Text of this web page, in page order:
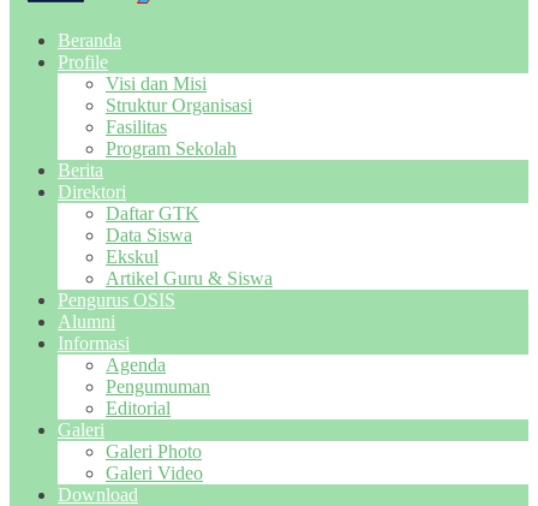
Beranda
Profile
Visi dan Misi
Struktur Organisasi
Fasilitas
Program Sekolah
Berita
Direktori
Daftar GTK
Data Siswa
Ekskul
Artikel Guru & Siswa
Pengurus OSIS
Alumni
Informasi
Agenda
Pengumuman
Editorial
Galeri
Galeri Photo
Galeri Video
Download